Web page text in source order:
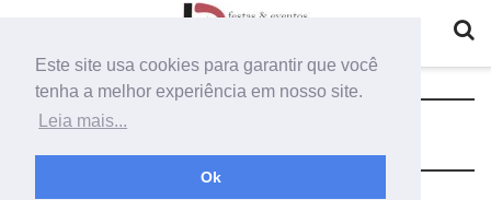
Este site usa cookies para garantir que você
tenha a melhor experiência em nosso site.
Leia mais...
Ok
Tag:armação de ferro para vasos